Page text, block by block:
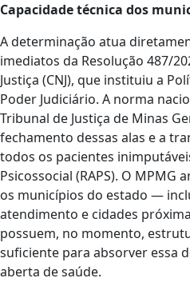
Capacidade técnica dos
A determinação atua
imediatos da Resolução 487/
Justiça (CNJ), que instituiu a
Poder Judiciário. A norma
Tribunal de Justiça de Minas
fechamento dessas alas e a
todos os pacientes
Psicossocial (RAPS). O
os municípios do estado —
atendimento e cidades
possuem, no momento,
suficiente para absorver essa
aberta de saúde.